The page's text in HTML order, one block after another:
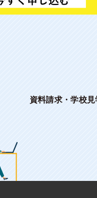
資料請求・学校